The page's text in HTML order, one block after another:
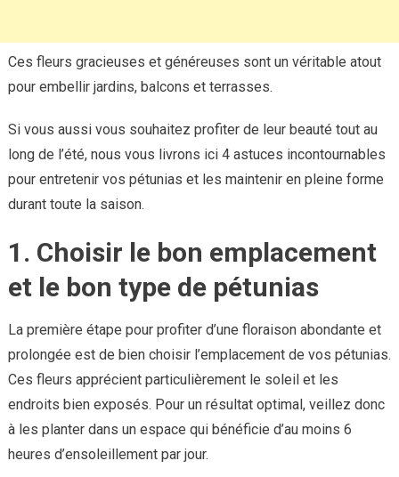
Ces fleurs gracieuses et généreuses sont un véritable atout
pour embellir jardins, balcons et terrasses.
Si vous aussi vous souhaitez profiter de leur beauté tout au
long de l’été, nous vous livrons ici 4 astuces incontournables
pour entretenir vos pétunias et les maintenir en pleine forme
durant toute la saison.
1. Choisir le bon emplacement
et le bon type de pétunias
La première étape pour profiter d’une floraison abondante et
prolongée est de bien choisir l’emplacement de vos pétunias.
Ces fleurs apprécient particulièrement le soleil et les
endroits bien exposés. Pour un résultat optimal, veillez donc
à les planter dans un espace qui bénéficie d’au moins 6
heures d’ensoleillement par jour.